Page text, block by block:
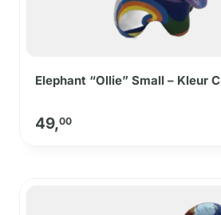
Elephant “Ollie” Small – Kleur C
49,00